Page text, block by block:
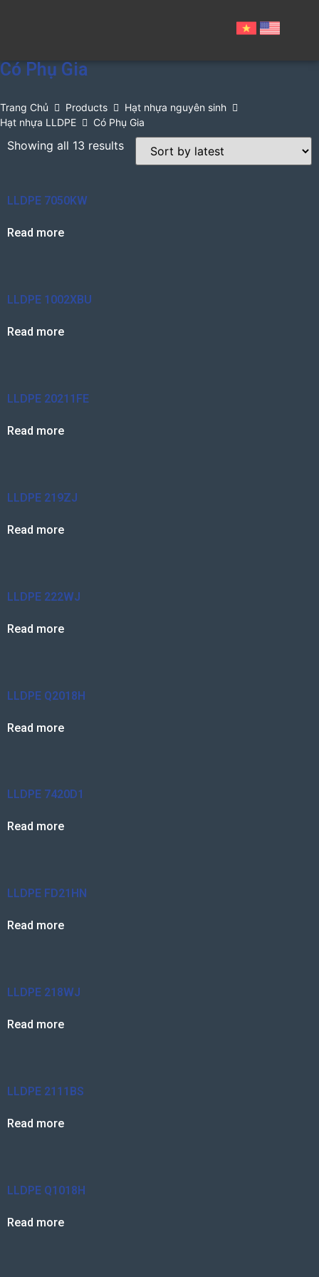
Có Phụ Gia
Trang Chủ Products
Hạt nhựa nguyên sinh
Hạt nhựa LLDPE
Có Phụ Gia
Showing all 13 results
LLDPE 7050KW
Read more
LLDPE 1002XBU
Read more
LLDPE 20211FE
Read more
LLDPE 219ZJ
Read more
LLDPE 222WJ
Read more
LLDPE Q2018H
Read more
LLDPE 7420D1
Read more
LLDPE FD21HN
Read more
LLDPE 218WJ
Read more
LLDPE 2111BS
Read more
LLDPE Q1018H
Read more